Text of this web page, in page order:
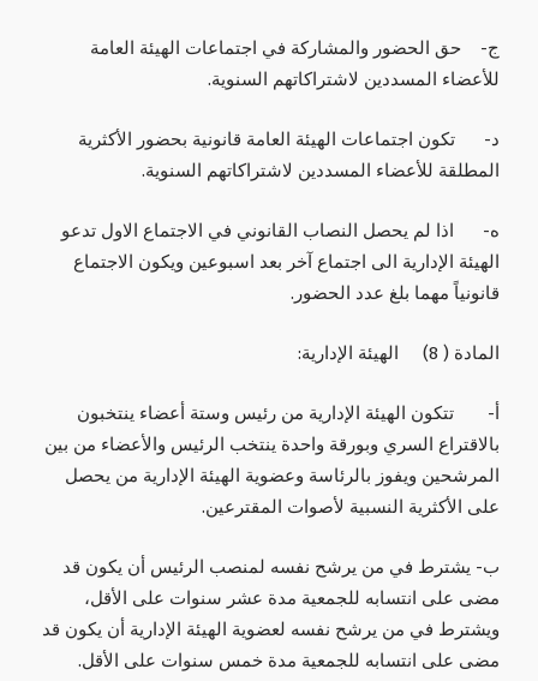
‌ج- حق الحضور والمشاركة في اجتماعات الهيئة العامة
للأعضاء المسددين لاشتراكاتهم السنوية.
‌د- تكون اجتماعات الهيئة العامة قانونية بحضور الأكثرية
المطلقة للأعضاء المسددين لاشتراكاتهم السنوية.
‌ه- اذا لم يحصل النصاب القانوني في الاجتماع الاول تدعو
الهيئة الإدارية الى اجتماع آخر بعد اسبوعين ويكون الاجتماع
قانونياً مهما بلغ عدد الحضور.
المادة ( 8) الهيئة الإدارية:
‌أ- تتكون الهيئة الإدارية من رئيس وستة أعضاء ينتخبون
بالاقتراع السري وبورقة واحدة ينتخب الرئيس والأعضاء من بين
المرشحين ويفوز بالرئاسة وعضوية الهيئة الإدارية من يحصل
على الأكثرية النسبية لأصوات المقترعين.
‌ب- يشترط في من يرشح نفسه لمنصب الرئيس أن يكون قد
مضى على انتسابه للجمعية مدة عشر سنوات على الأقل،
ويشترط في من يرشح نفسه لعضوية الهيئة الإدارية أن يكون قد
مضى على انتسابه للجمعية مدة خمس سنوات على الأقل.